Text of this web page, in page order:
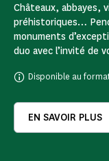
Châteaux, abbayes,
préhistoriques…
monuments
duo avec l’invité de
Disponible au
EN SAVOIR PLUS